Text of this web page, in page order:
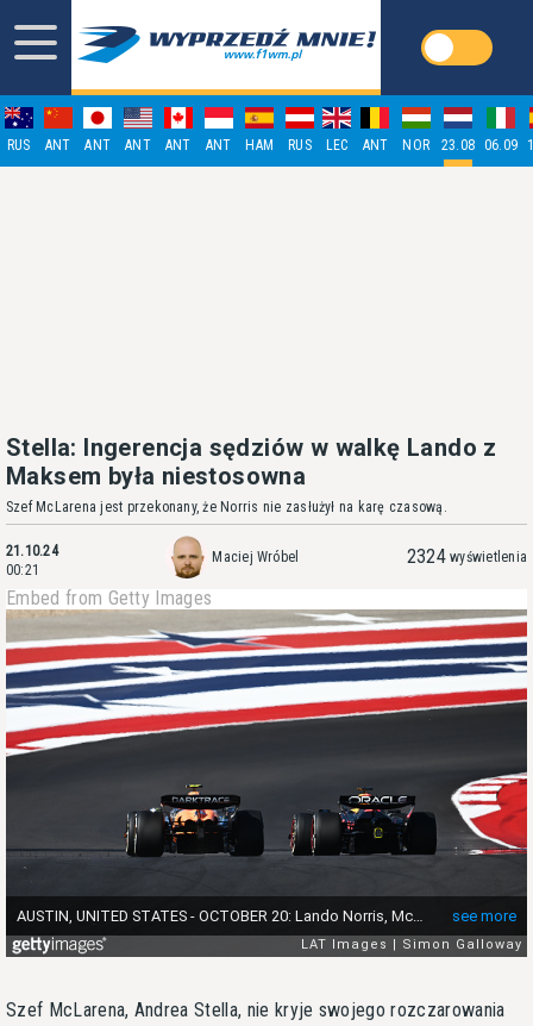
RUS ANT ANT ANT ANT ANT HAM RUS LEC ANT NOR 23.08 06.09
Stella: Ingerencja sędziów w walkę Lando z
Maksem była niestosowna
Szef McLarena jest przekonany, że Norris nie zasłużył na karę czasową.
21.10.24
00:21
Maciej Wróbel 2324 wyświetlenia
Embed from Getty Images
Szef McLarena, Andrea Stella, nie kryje swojego rozczarowania